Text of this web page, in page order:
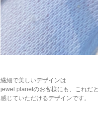
繊細で美しいデザインは
jewel planetのお客様にも、これだと
感じていただけるデザインです。